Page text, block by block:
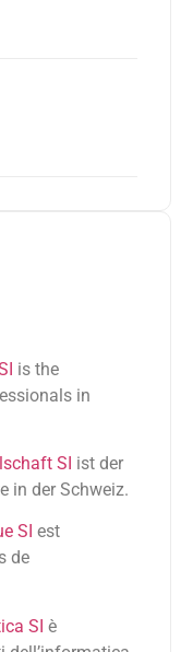
is the
in
SI ist der
in der Schweiz.
SI est
de
SI è